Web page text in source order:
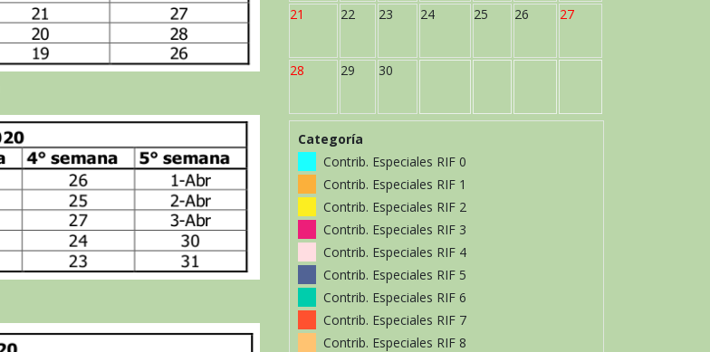
21 22 23 24 25 26 27
28 29 30
Categoría
Contrib. Especiales RIF 0
Contrib. Especiales RIF 1
Contrib. Especiales RIF 2
Contrib. Especiales RIF 3
Contrib. Especiales RIF 4
Contrib. Especiales RIF 5
Contrib. Especiales RIF 6
Contrib. Especiales RIF 7
Contrib. Especiales RIF 8